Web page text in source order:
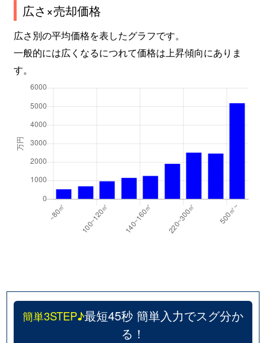
広さ×売却価格
広さ別の平均価格を表したグラフです。
一般的には広くなるにつれて価格は上昇傾向にありま
す。
簡単3STEP♪最短45秒 簡単入力でスグ分か
る！